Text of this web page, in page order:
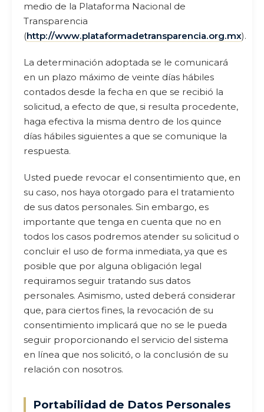
medio de la Plataforma Nacional de
Transparencia
(http://www.plataformadetransparencia.org.mx).
La determinación adoptada se le comunicará
en un plazo máximo de veinte días hábiles
contados desde la fecha en que se recibió la
solicitud, a efecto de que, si resulta procedente,
haga efectiva la misma dentro de los quince
días hábiles siguientes a que se comunique la
respuesta.
Usted puede revocar el consentimiento que, en
su caso, nos haya otorgado para el tratamiento
de sus datos personales. Sin embargo, es
importante que tenga en cuenta que no en
todos los casos podremos atender su solicitud o
concluir el uso de forma inmediata, ya que es
posible que por alguna obligación legal
requiramos seguir tratando sus datos
personales. Asimismo, usted deberá considerar
que, para ciertos fines, la revocación de su
consentimiento implicará que no se le pueda
seguir proporcionando el servicio del sistema
en línea que nos solicitó, o la conclusión de su
relación con nosotros.
Portabilidad de Datos Personales